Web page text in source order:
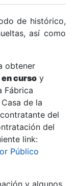
de histórico,
así como
obtener
curso y
Fábrica
de la
del
del
link:
Público
y algunos